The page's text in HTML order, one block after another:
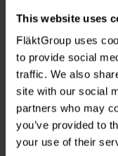
This website uses
FläktGroup uses
to provide social
traffic. We also
site with our social
partners who may
you’ve provided to
your use of their